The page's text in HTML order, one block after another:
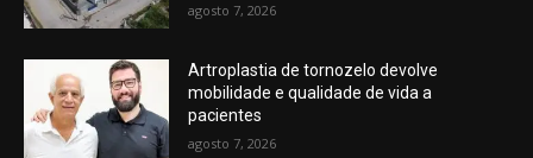
agosto 7, 2026
Artroplastia de tornozelo devolve
mobilidade e qualidade de vida a
pacientes
agosto 7, 2026